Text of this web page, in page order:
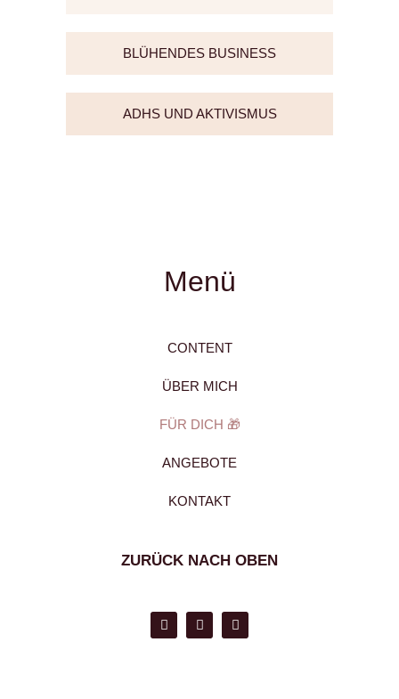
BLÜHENDES BUSINESS
ADHS UND AKTIVISMUS
Menü
CONTENT
ÜBER MICH
FÜR DICH 🎁
ANGEBOTE
KONTAKT
ZURÜCK NACH OBEN